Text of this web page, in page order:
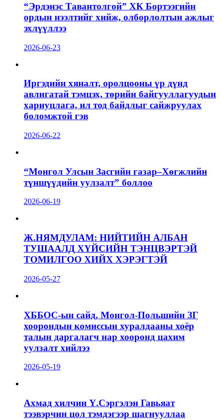
“Эрдэнэс Тавантолгой” ХК Бортээгийн
ордын нээлтийг хийж, олборлолтын ажлыг
эхлүүллээ
2026-06-23
Иргэдийн хяналт, оролцооны үр дүнд
авлигатай тэмцэх, төрийн байгууллагуудын
хариуцлага, ил тод байдлыг сайжруулах
боломжтой гэв
2026-06-22
“Монгол Улсын Засгийн газар–Хөгжлийн
түншүүдийн уулзалт” боллоо
2026-06-19
Ж.НЯМДУЛАМ: НИЙТИЙН АЛБАН
ТУШААЛД ХҮЙСИЙН ТЭНЦВЭРТЭЙ
ТОМИЛГОО ХИЙХ ХЭРЭГТЭЙ
2026-05-27
ХББОС-ын сайд, Монгол-Польшийн ЗГ
хоорондын комиссын хуралдааны хоёр
талын даргалагч нар хооронд цахим
уулзалт хийлээ
2026-05-19
Ахмад хилчин Ү.Сэргэлэн Гавьяат
тээвэрчин цол тэмдэгээр шагнууллаа